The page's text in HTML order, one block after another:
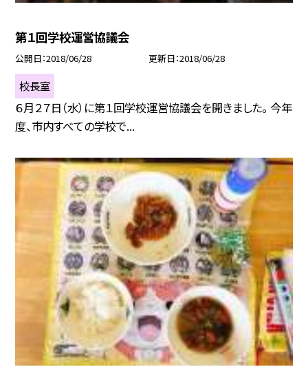
第１回学校運営協議会
公開日 2018/06/28 更新日 2018/06/28
校長室
６月２７日（水）に第１回学校運営協議会を開きました。 今年
度、市内すべての学校で...